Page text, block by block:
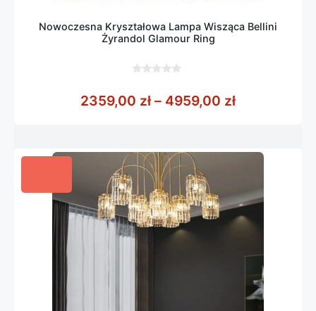
Nowoczesna Kryształowa Lampa Wisząca Bellini
Żyrandol Glamour Ring
5
2359,00 zł – 4959,00 złZakres cen: